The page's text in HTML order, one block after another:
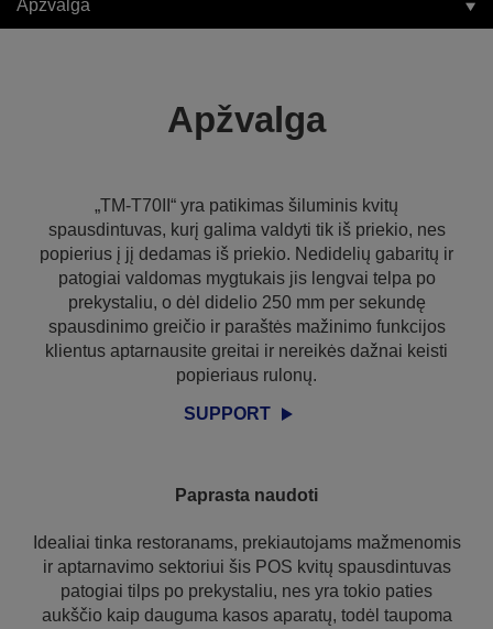
Apžvalga
Apžvalga
„TM-T70II“ yra patikimas šiluminis kvitų
spausdintuvas, kurį galima valdyti tik iš priekio, nes
popierius į jį dedamas iš priekio. Nedidelių gabaritų ir
patogiai valdomas mygtukais jis lengvai telpa po
prekystaliu, o dėl didelio 250 mm per sekundę
spausdinimo greičio ir paraštės mažinimo funkcijos
klientus aptarnausite greitai ir nereikės dažnai keisti
popieriaus rulonų.
SUPPORT
Paprasta naudoti
Idealiai tinka restoranams, prekiautojams mažmenomis
ir aptarnavimo sektoriui šis POS kvitų spausdintuvas
patogiai tilps po prekystaliu, nes yra tokio paties
aukščio kaip dauguma kasos aparatų, todėl taupoma